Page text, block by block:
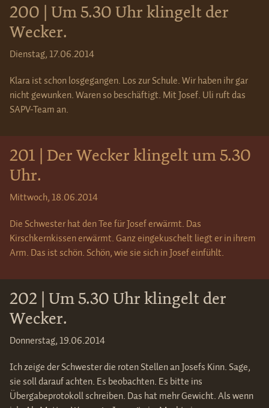
200 | Um 5.30 Uhr klingelt der
Wecker.
Dienstag, 17.06.2014
Klara ist schon losgegangen. Los zur Schule. Wir haben ihr gar
nicht gewunken. Waren so beschäftigt. Mit Josef. Uli ruft das
SAPV-Team an.
201 | Der Wecker klingelt um 5.30
Uhr.
Mittwoch, 18.06.2014
Die Schwester hat den Tee für Josef erwärmt. Das
Kirschkernkissen erwärmt. Ganz eingekuschelt liegt er in ihrem
Arm. Das ist schön. Schön, wie sie sich in Josef einfühlt.
202 | Um 5.30 Uhr klingelt der
Wecker.
Donnerstag, 19.06.2014
Ich zeige der Schwester die roten Stellen an Josefs Kinn. Sage,
sie soll darauf achten. Es beobachten. Es bitte ins
Übergabeprotokoll schreiben. Das hat mehr Gewicht. Als wenn